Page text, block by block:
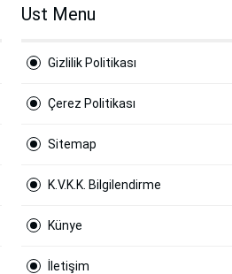
Ust Menu
Gizlilik Politikası
Çerez Politikası
Sitemap
K.V.K.K. Bilgilendirme
Künye
İletişim